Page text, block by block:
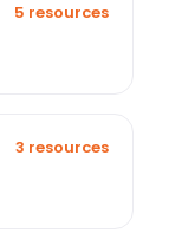
5 resources
3 resources